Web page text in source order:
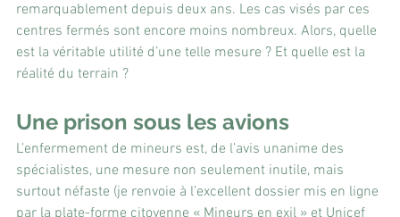
remarquablement depuis deux ans. Les cas visés par ces
centres fermés sont encore moins nombreux. Alors, quelle
est la véritable utilité d’une telle mesure ? Et quelle est la
réalité du terrain ?
Une prison sous les avions
L’enfermement de mineurs est, de l’avis unanime des
spécialistes, une mesure non seulement inutile, mais
surtout néfaste (je renvoie à l’excellent dossier mis en ligne
par la plate-forme citoyenne « Mineurs en exil » et Unicef